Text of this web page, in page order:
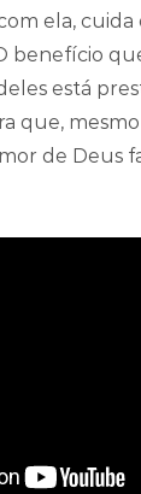
ela,
benefício
está
que,
de Deus